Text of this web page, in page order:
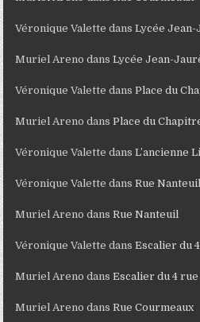
Véronique Valette dansLycée
Muriel Areno dansLycée Jean-
Véronique Valette dansPlace du
Muriel Areno dansPlace du
Véronique Valette dansL’ancienne
Véronique Valette dansRue Nanteuil
Muriel Areno dansRue Nanteuil
Véronique Valette dansEscalier du
Muriel Areno dansEscalier du 4
Muriel Areno dansRue Courmeaux